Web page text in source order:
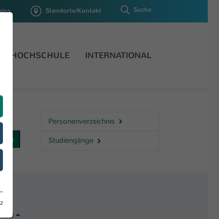
Standorte/Kontakt Suche
HOCHSCHULE INTERNATIONAL
Personenverzeichnis
Studiengänge
Titel